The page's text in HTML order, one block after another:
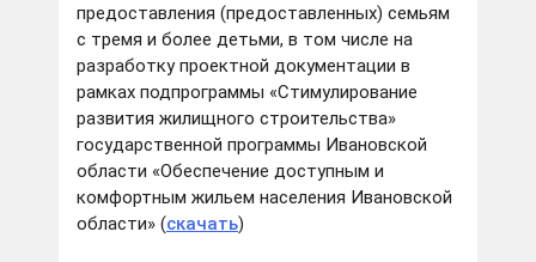
предоставления (предоставленных) семьям
с тремя и более детьми, в том числе на
разработку проектной документации в
рамках подпрограммы «Стимулирование
развития жилищного строительства»
государственной программы Ивановской
области «Обеспечение доступным и
комфортным жильем населения Ивановской
области» (скачать)